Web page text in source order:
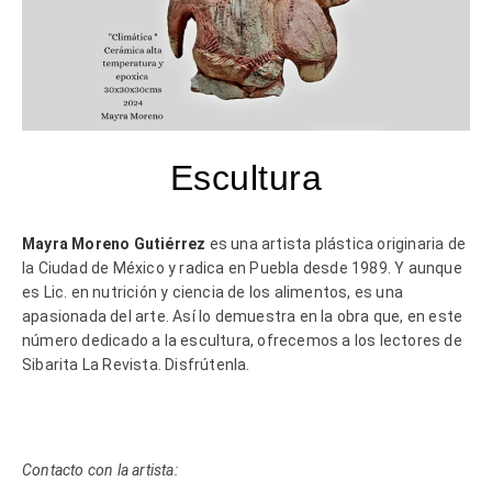
Escultura
Mayra Moreno Gutiérrez es una artista plástica originaria de
la Ciudad de México y radica en Puebla desde 1989. Y aunque
es Lic. en nutrición y ciencia de los alimentos, es una
apasionada del arte. Así lo demuestra en la obra que, en este
número dedicado a la escultura, ofrecemos a los lectores de
Sibarita La Revista. Disfrútenla.
Contacto con la artista: